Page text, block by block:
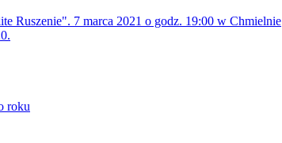
Ruszenie". 7 marca 2021 o godz. 19:00 w Chmielnie
roku